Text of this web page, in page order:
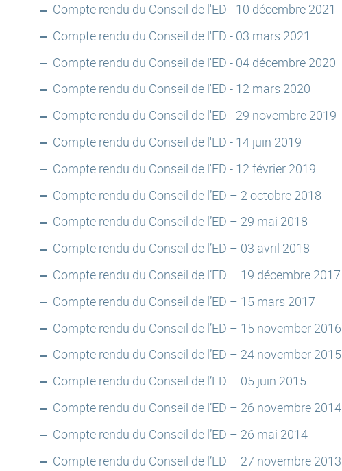
Compte rendu du Conseil de l'ED - 10 décembre 2021
Compte rendu du Conseil de l'ED - 03 mars 2021
Compte rendu du Conseil de l'ED - 04 décembre 2020
Compte rendu du Conseil de l'ED - 12 mars 2020
Compte rendu du Conseil de l'ED - 29 novembre 2019
Compte rendu du Conseil de l'ED - 14 juin 2019
Compte rendu du Conseil de l'ED - 12 février 2019
Compte rendu du Conseil de l’ED – 2 octobre 2018
Compte rendu du Conseil de l’ED – 29 mai 2018
Compte rendu du Conseil de l’ED – 03 avril 2018
Compte rendu du Conseil de l’ED – 19 décembre 2017
Compte rendu du Conseil de l’ED – 15 mars 2017
Compte rendu du Conseil de l’ED – 15 november 2016
Compte rendu du Conseil de l’ED – 24 november 2015
Compte rendu du Conseil de l’ED – 05 juin 2015
Compte rendu du Conseil de l’ED – 26 novembre 2014
Compte rendu du Conseil de l’ED – 26 mai 2014
Compte rendu du Conseil de l’ED – 27 novembre 2013